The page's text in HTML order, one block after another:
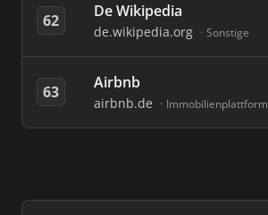
62 De Wikipedia
de.wikipedia.org Sonstige
63 Airbnb
airbnb.de Immobilienplattform